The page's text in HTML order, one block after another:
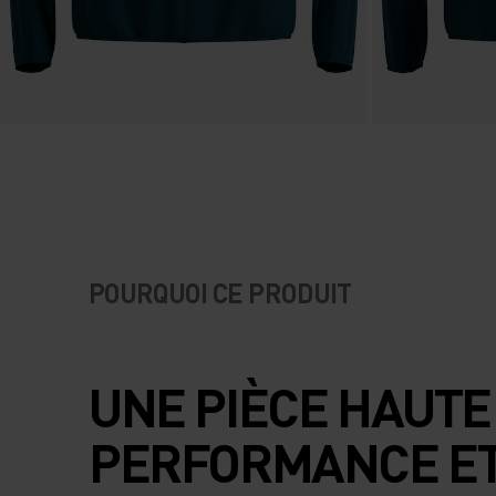
POURQUOI CE PRODUIT
UNE PIÈCE HAUTE
PERFORMANCE